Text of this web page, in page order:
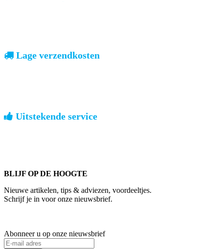
Lage verzendkosten
Uitstekende service
BLIJF OP DE HOOGTE
Nieuwe artikelen, tips & adviezen, voordeeltjes.
Schrijf je in voor onze nieuwsbrief.
Abonneer u op onze nieuwsbrief